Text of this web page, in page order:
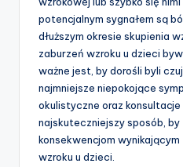
potencjalnym sygnałem są
dłuższym okresie skupienia
zaburzeń wzroku u dzieci
ważne jest, by dorośli byli
najmniejsze niepokojące
okulistyczne oraz
najskuteczniejszy sposób,
konsekwencjom
wzroku u dzieci.